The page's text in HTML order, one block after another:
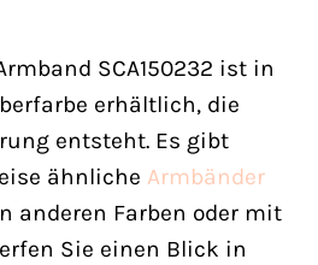
SCA150232 ist in
erhältlich, die
entsteht. Es gibt
ähnliche Armbänder
anderen Farben oder mit
Sie einen Blick in